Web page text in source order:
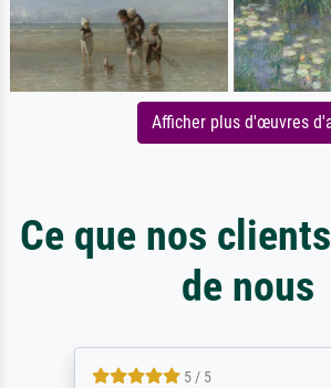
Afficher plus d'œuvres
Ce que nos
de nous
5 / 5